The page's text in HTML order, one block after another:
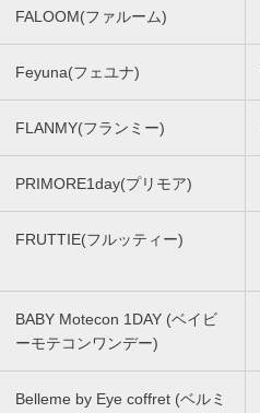
FALOOM(ファルーム)
Feyuna(フェユナ)
FLANMY(フランミー)
PRIMORE1day(プリモア)
FRUTTIE(フルッティー)
BABY Motecon 1DAY (ベイビ
ーモテコンワンデー)
Belleme by Eye coffret (ベルミ